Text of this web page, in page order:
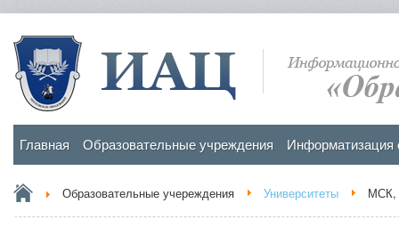
Главная Образовательные учреждения Информатизация
Образовательные учереждения Университеты МСК,